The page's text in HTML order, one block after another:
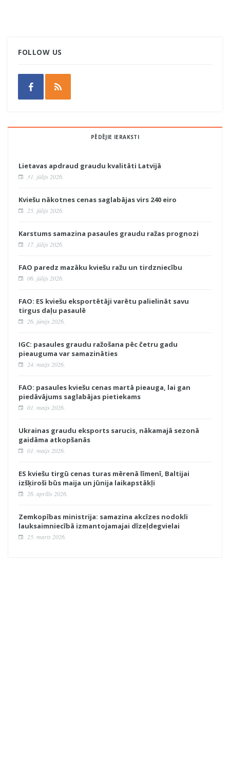
FOLLOW US
PĒDĒJIE IERAKSTI
Lietavas apdraud graudu kvalitāti Latvijā
31. jūlijs 2026.
Kviešu nākotnes cenas saglabājas virs 240 eiro
25. jūlijs 2026.
Karstums samazina pasaules graudu ražas prognozi
17. jūlijs 2026.
FAO paredz mazāku kviešu ražu un tirdzniecību
06. jūlijs 2026.
FAO: ES kviešu eksportētāji varētu palielināt savu
tirgus daļu pasaulē
26. jūnijs 2026.
IGC: pasaules graudu ražošana pēc četru gadu
pieauguma var samazināties
24. maijs 2026.
FAO: pasaules kviešu cenas martā pieauga, lai gan
piedāvājums saglabājas pietiekams
01. maijs 2026.
Ukrainas graudu eksports sarucis, nākamajā sezonā
gaidāma atkopšanās
01. maijs 2026.
ES kviešu tirgū cenas turas mērenā līmenī, Baltijai
izšķiroši būs maija un jūnija laikapstākļi
26. aprīlis 2026.
Zemkopības ministrija: samazina akcīzes nodokli
lauksaimniecībā izmantojamajai dīzeļdegvielai
25. marts 2026.